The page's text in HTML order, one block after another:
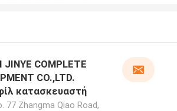
JINYE COMPLETE
CO.,LTD.
κατασκευαστή
77 Zhangma Qiao Road,